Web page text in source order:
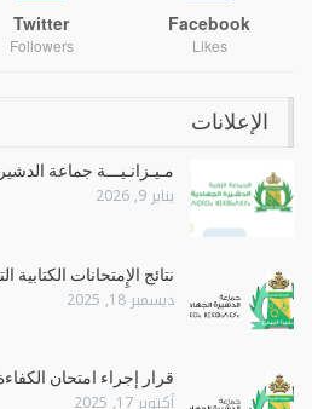
Facebook
Likes
Twitter
Followers
الإعلانات
مـيـزانـيـــة جماعة الدشيرة
يناير 9, 2026
نتائج الإِمتحانات
ديسمبر 18, 2025
قرار إجراء امتحان الكفاءة
أكتوبر 17, 2025